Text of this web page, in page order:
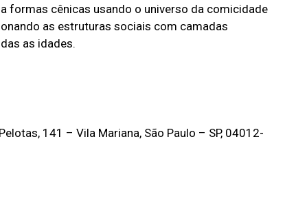
formas cênicas usando o universo da comicidade
as estruturas sociais com camadas
as idades.
141 – Vila Mariana, São Paulo – SP, 04012-